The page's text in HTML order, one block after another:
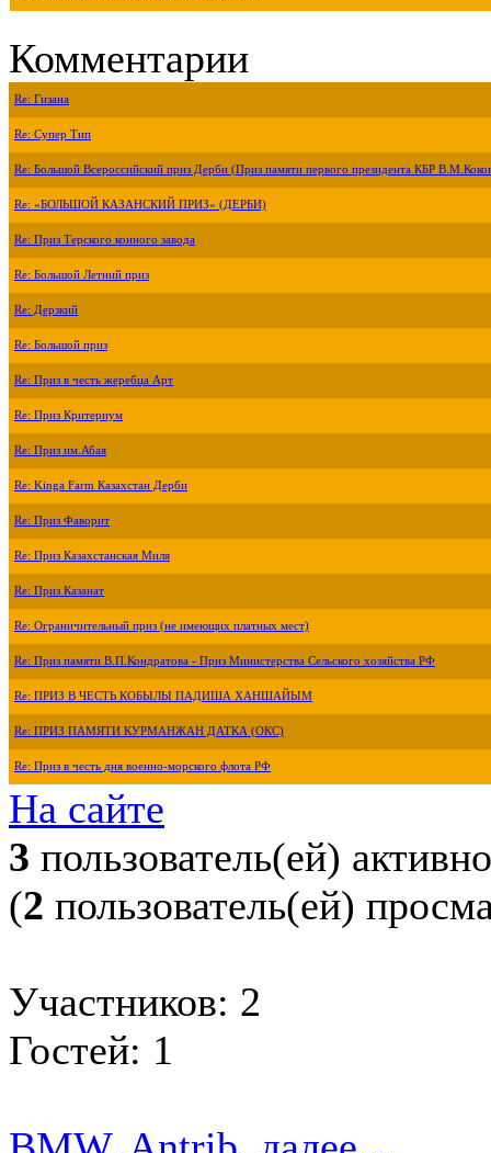
Комментарии
Re: Гизана
Re: Супер Тип
Re: Большой Всероссийский приз Дерби (Приз памяти первого президента КБР
Re: «БОЛЬШОЙ КАЗАНСКИЙ ПРИЗ» (ДЕРБИ)
Re: Приз Терского конного завода
Re: Большой Летний приз
Re: Дерзкий
Re: Большой приз
Re: Приз в честь жеребца Арт
Re: Приз Критериум
Re: Приз им.Абая
Re: Kinga Farm Казахстан Дерби
Re: Приз Фаворит
Re: Приз Казахстанская Миля
Re: Приз Казанат
Re: Ограничительный приз (не имеющих платных мест)
Re: Приз памяти В.П.Кондратова - Приз Министерства Сельского хозяйства РФ
Re: ПРИЗ В ЧЕСТЬ КОБЫЛЫ ПАДИША ХАНШАЙЫМ
Re: ПРИЗ ПАМЯТИ КУРМАНЖАН ДАТКА (ОКС)
Re: Приз в честь дня военно-морского флота РФ
На сайте
3 пользователь(ей) активно
(2 пользователь(ей)
Участников: 2
Гостей: 1